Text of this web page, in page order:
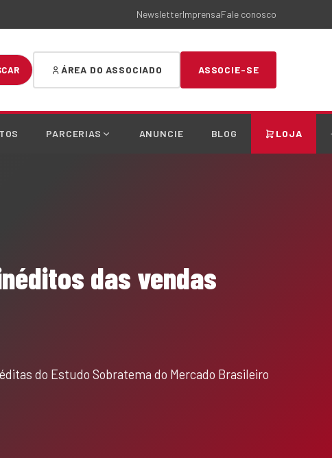
NewsletterImprensaFale conosco
ÁREA DO ASSOCIADO ASSOCIE-SE
PARCERIAS ANUNCIE BLOG LOJA
das vendas
do Estudo Sobratema do Mercado Brasileiro